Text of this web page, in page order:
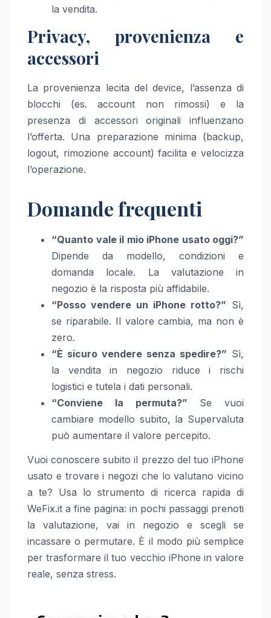
la vendita.
Privacy, provenienza e
accessori
La provenienza lecita del device, l’assenza di
blocchi (es. account non rimossi) e la
presenza di accessori originali influenzano
l’offerta. Una preparazione minima (backup,
logout, rimozione account) facilita e velocizza
l’operazione.
Domande frequenti
“Quanto vale il mio iPhone usato oggi?”
Dipende da modello, condizioni e
domanda locale. La valutazione in
negozio è la risposta più affidabile.
“Posso vendere un iPhone rotto?” Sì,
se riparabile. Il valore cambia, ma non è
zero.
“È sicuro vendere senza spedire?” Sì,
la vendita in negozio riduce i rischi
logistici e tutela i dati personali.
“Conviene la permuta?” Se vuoi
cambiare modello subito, la Supervaluta
può aumentare il valore percepito.
Vuoi conoscere subito il prezzo del tuo iPhone
usato e trovare i negozi che lo valutano vicino
a te? Usa lo strumento di ricerca rapida di
WeFix.it a fine pagina: in pochi passaggi prenoti
la valutazione, vai in negozio e scegli se
incassare o permutare. È il modo più semplice
per trasformare il tuo vecchio iPhone in valore
reale, senza stress.